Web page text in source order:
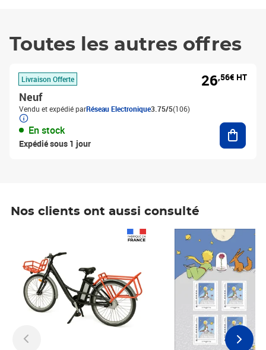
Toutes les autres offres
Livraison Offerte
Neuf
Vendu et expédié parRéseau Electronique3.75/5(106)
En stock
Expédié sous 1 jour
26,56€ HT
Nos clients ont aussi consulté
Prix 6,25€ HT